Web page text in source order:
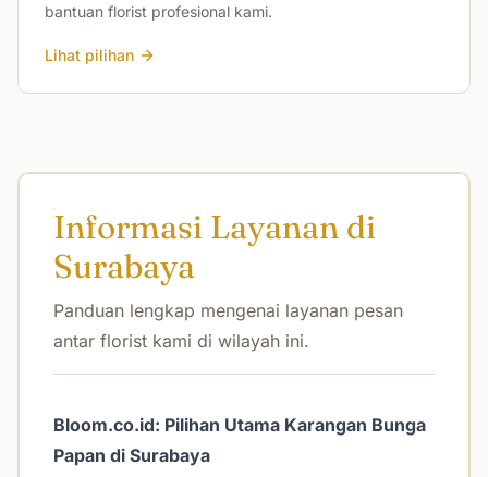
bantuan florist profesional kami.
Lihat pilihan
Informasi Layanan di
Surabaya
Panduan lengkap mengenai layanan pesan
antar florist kami di wilayah ini.
Bloom.co.id: Pilihan Utama Karangan Bunga
Papan di Surabaya